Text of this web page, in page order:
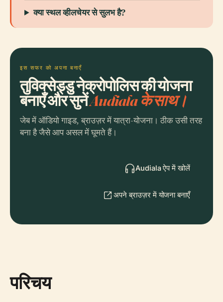
क्या स्थल व्हीलचेयर से सुलभ है?
इस सफर को अपना बनाएँ
तुविक्सेड्डु नेक्रोपोलिस की योजना
बनाएँ और सुनेंAudiala के साथ।
जेब में ऑडियो गाइड, ब्राउज़र में यात्रा-योजना। ठीक उसी तरह
बना है जैसे आप असल में घूमते हैं।
Audiala ऐप में खोलें
अपने ब्राउज़र में योजना बनाएँ
परिचय